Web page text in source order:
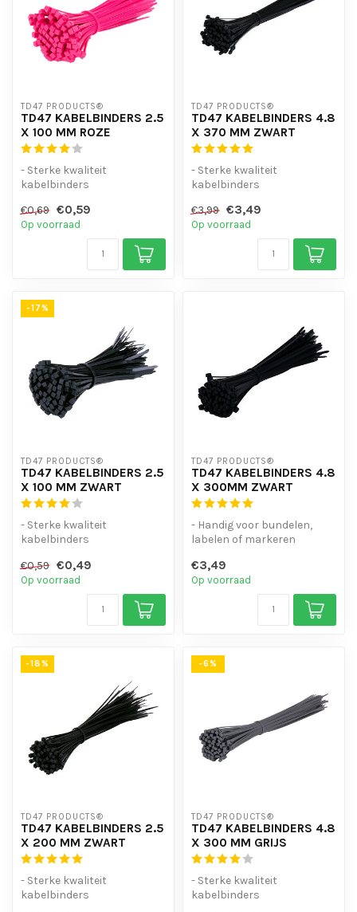
TD47 PRODUCTS®
TD47 KABELBINDERS 2.5
X 100 MM ROZE
- Sterke kwaliteit
kabelbinders
- UV-bestendig
- Handig...
€0,69 €0,59
Op voorraad
TD47 PRODUCTS®
TD47 KABELBINDERS 4.8
X 370 MM ZWART
- Sterke kwaliteit
kabelbinders
- UV-bestendig
- Handig...
€3,99 €3,49
Op voorraad
-17%
TD47 PRODUCTS®
TD47 KABELBINDERS 2.5
X 100 MM ZWART
- Sterke kwaliteit
kabelbinders
- UV-bestendig
- Handig...
€0,59 €0,49
Op voorraad
TD47 PRODUCTS®
TD47 KABELBINDERS 4.8
X 300MM ZWART
- Handig voor bundelen,
labelen of markeren
- UV-bestend...
€3,49
Op voorraad
-18%
TD47 PRODUCTS®
TD47 KABELBINDERS 2.5
X 200 MM ZWART
- Sterke kwaliteit
kabelbinders
-6%
TD47 PRODUCTS®
TD47 KABELBINDERS 4.8
X 300 MM GRIJS
- Sterke kwaliteit
kabelbinders